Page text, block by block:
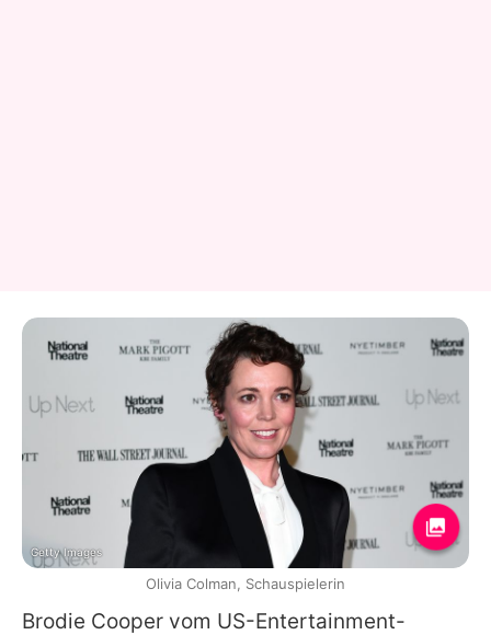
Brodie Cooper vom US-Entertainment-
Getty Images
Olivia Colman, Schauspielerin